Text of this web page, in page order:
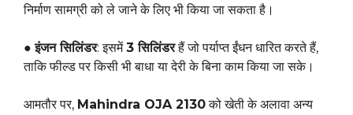
निर्माण सामग्री को ले जाने के लिए भी किया जा सकता है।
●इंजन सिलिंडर: इसमें3 सिलिंडरहैं जो पर्याप्त ईंधन धारित करते हैं,
ताकि फील्ड पर किसी भी बाधा या देरी के बिना काम किया जा सके।
आमतौर पर, Mahindra OJA 2130को खेती के अलावा अन्य